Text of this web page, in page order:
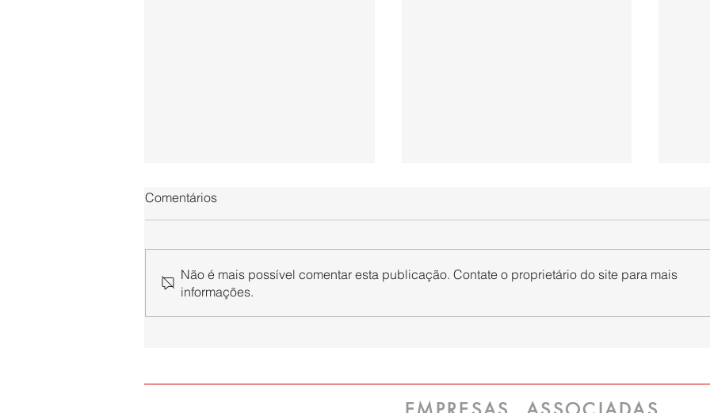
SINPAPEL ingressa com
O SINPAPEL ingressará com
Comentários
Não é mais possível comentar esta publicação. Contate o proprietário do site para mais
informações.